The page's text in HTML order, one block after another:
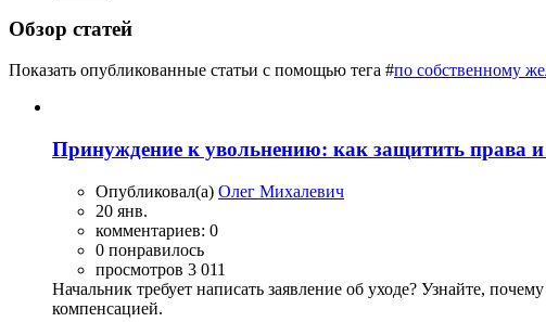
Обзор статей
Показать опубликованные статьи с помощью тега #по собственному
Принуждение к увольнению: как защитить права и
Опубликовал(а) Олег Михалевич
20 янв.
комментариев: 0
0 понравилось
просмотров 3 011
Начальник требует написать заявление об уходе? Узнайте,
компенсацией.